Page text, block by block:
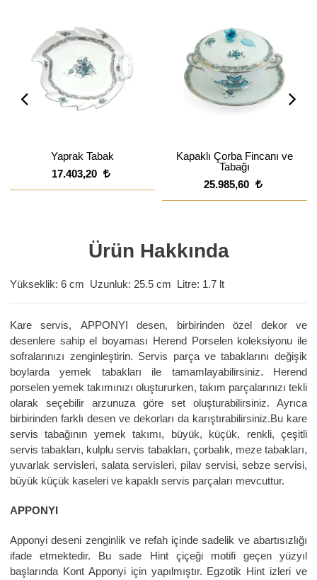
Yaprak Tabak
17.403,20
Kapaklı Çorba Fincanı ve
Tabağı
25.985,60
Ürün Hakkında
Yükseklik: 6 cm Uzunluk: 25.5 cm Litre: 1.7 lt
Kare servis, APPONYI desen, birbirinden özel dekor ve
desenlere sahip el boyaması Herend Porselen koleksiyonu ile
sofralarınızı zenginleştirin. Servis parça ve tabaklarını değişik
boylarda yemek tabakları ile tamamlayabilirsiniz. Herend
porselen yemek takımınızı oluştururken, takım parçalarınızı tekli
olarak seçebilir arzunuza göre set oluşturabilirsiniz. Ayrıca
birbirinden farklı desen ve dekorları da karıştırabilirsiniz.Bu kare
servis tabağının yemek takımı, büyük, küçük, renkli, çeşitli
servis tabakları, kulplu servis tabakları, çorbalık, meze tabakları,
yuvarlak servisleri, salata servisleri, pilav servisi, sebze servisi,
büyük küçük kaseleri ve kapaklı servis parçaları mevcuttur.
APPONYI
Apponyi deseni zenginlik ve refah içinde sadelik ve abartısızlığı
ifade etmektedir. Bu sade Hint çiçeği motifi geçen yüzyıl
başlarında Kont Apponyi için yapılmıştır. Egzotik Hint izleri ve